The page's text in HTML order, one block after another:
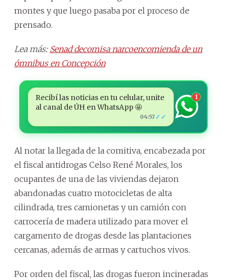
montes y que luego pasaba por el proceso de
prensado.
Lea más: Senad decomisa narcoencomienda de un
ómnibus en Concepción
Recibí las noticias en tu celular, unite
al canal de ÚH en WhatsApp 🤩
04:57 ✓✓
1
Al notar la llegada de la comitiva, encabezada por
el fiscal antidrogas Celso René Morales, los
ocupantes de una de las viviendas dejaron
abandonadas cuatro motocicletas de alta
cilindrada, tres camionetas y un camión con
carrocería de madera utilizado para mover el
cargamento de drogas desde las plantaciones
cercanas, además de armas y cartuchos vivos.
Por orden del fiscal, las drogas fueron incineradas